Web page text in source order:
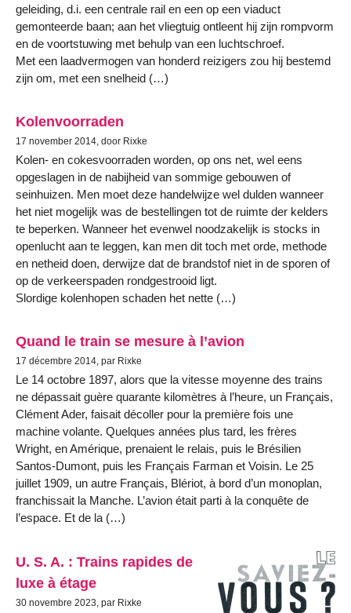
geleiding, d.i. een centrale rail en een op een viaduct
gemonteerde baan; aan het vliegtuig ontleent hij zijn rompvorm
en de voortstuwing met behulp van een luchtschroef.
Met een laadvermogen van honderd reizigers zou hij bestemd
zijn om, met een snelheid (…)
Kolenvoorraden
17 november 2014, door Rixke
Kolen- en cokesvoorraden worden, op ons net, wel eens
opgeslagen in de nabijheid van sommige gebouwen of
seinhuizen. Men moet deze handelwijze wel dulden wanneer
het niet mogelijk was de bestellingen tot de ruimte der kelders
te beperken. Wanneer het evenwel noodzakelijk is stocks in
openlucht aan te leggen, kan men dit toch met orde, methode
en netheid doen, derwijze dat de brandstof niet in de sporen of
op de verkeerspaden rondgestrooid ligt.
Slordige kolenhopen schaden het nette (…)
Quand le train se mesure à l’avion
17 décembre 2014, par Rixke
Le 14 octobre 1897, alors que la vitesse moyenne des trains
ne dépassait guère quarante kilomètres à l’heure, un Français,
Clément Ader, faisait décoller pour la première fois une
machine volante. Quelques années plus tard, les frères
Wright, en Amérique, prenaient le relais, puis le Brésilien
Santos-Dumont, puis les Français Farman et Voisin. Le 25
juillet 1909, un autre Français, Blériot, à bord d’un monoplan,
franchissait la Manche. L’avion était parti à la conquête de
l’espace. Et de la (…)
U. S. A. : Trains rapides de
luxe à étage
30 novembre 2023, par Rixke